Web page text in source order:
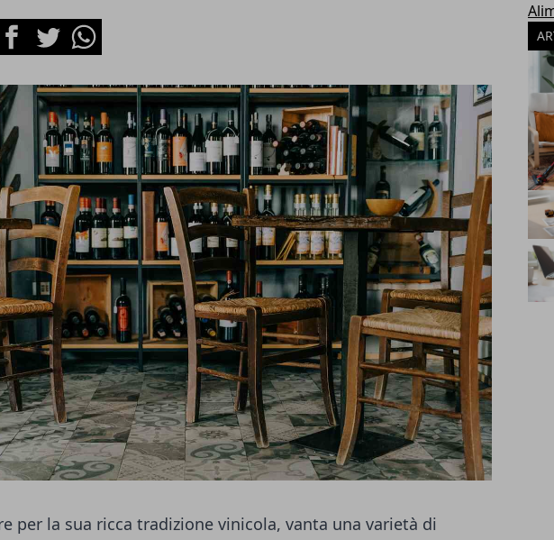
FacebookTwitterWhatsapp
per la sua ricca tradizione vinicola, vanta una varietà di